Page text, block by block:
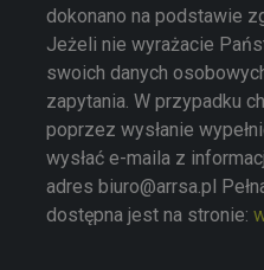
dokonano na podstawie
Jeżeli nie wyrażacie
swoich danych
zapytania. W przypadku
poprzez wysłanie
wysłać e-maila z
adres biuro@arrsa.pl
dostępna jest na stronie: